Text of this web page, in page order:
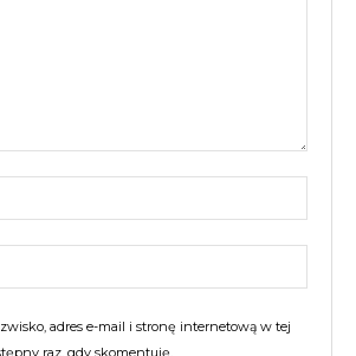
adres e-mail i stronę internetową w tej
raz, gdy skomentuję.